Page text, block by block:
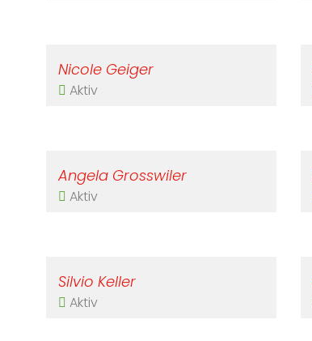
Nicole Geiger
Aktiv
Angela Grosswiler
Aktiv
Silvio Keller
Aktiv